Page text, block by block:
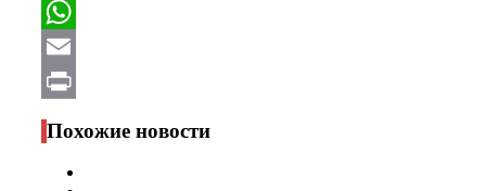
Facebook
WhatsApp
Email
Print
Похожие новости